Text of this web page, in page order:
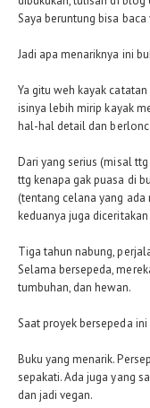
Saya beruntung bisa baca
Jadi apa menariknya ini
Ya gitu weh kayak
isinya lebih mirip kayak
hal-hal detail dan
Dari yang serius (misal
ttg kenapa gak puasa di
(tentang celana yang ada
keduanya juga
Tiga tahun nabung,
Selama bersepeda,
tumbuhan, dan hewan.
Saat proyek bersepeda
Buku yang menarik.
sepakati. Ada juga yang
dan jadi vegan.